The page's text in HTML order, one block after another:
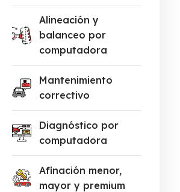
Alineación y
balanceo por
computadora
Mantenimiento
correctivo
Diagnóstico por
computadora
Afinación menor,
mayor y premium